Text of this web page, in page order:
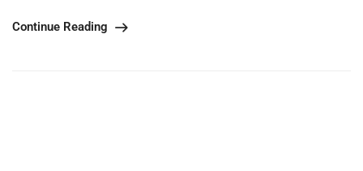
Continue Reading